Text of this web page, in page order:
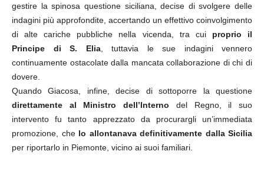
gestire la spinosa questione siciliana, decise di svolgere delle
indagini più approfondite, accertando un effettivo coinvolgimento
di alte cariche pubbliche nella vicenda, tra cui proprio il
Principe di S. Elia, tuttavia le sue indagini vennero
continuamente ostacolate dalla mancata collaborazione di chi di
dovere.
Quando Giacosa, infine, decise di sottoporre la questione
direttamente al Ministro dell’Interno del Regno, il suo
intervento fu tanto apprezzato da procurargli un’immediata
promozione, che lo allontanava definitivamente dalla Sicilia
per riportarlo in Piemonte, vicino ai suoi familiari.